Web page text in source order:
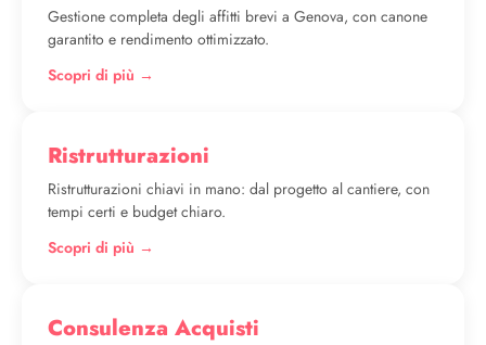
Gestione completa degli affitti brevi a Genova, con canone
garantito e rendimento ottimizzato.
Scopri di più →
Ristrutturazioni
Ristrutturazioni chiavi in mano: dal progetto al cantiere, con
tempi certi e budget chiaro.
Scopri di più →
Consulenza Acquisti